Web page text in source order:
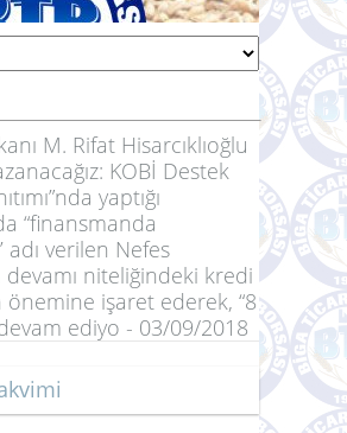
M. Rifat Hisarcıklıoğlu
KOBİ Destek
yaptığı
“finansmanda
adı verilen Nefes
devamı niteliğindeki kredi
önemine işaret ederek, “8
ediyo - 03/09/2018